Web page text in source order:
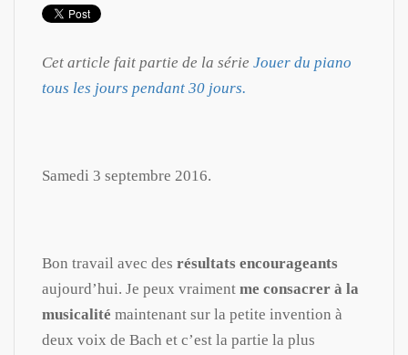
Cet article fait partie de la série Jouer du piano
tous les jours pendant 30 jours.
Samedi 3 septembre 2016.
Bon travail avec des résultats encourageants
aujourd’hui. Je peux vraiment me consacrer à la
musicalité maintenant sur la petite invention à
deux voix de Bach et c’est la partie la plus